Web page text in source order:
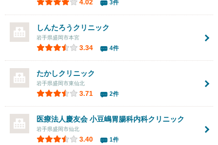
4.02 3件
しんたろうクリニック
岩手県盛岡市本宮
3.34 4件
たかしクリニック
岩手県盛岡市東仙北
3.71 2件
医療法人慶友会小豆嶋胃腸科内科クリニック
岩手県盛岡市仙北
3.40 1件